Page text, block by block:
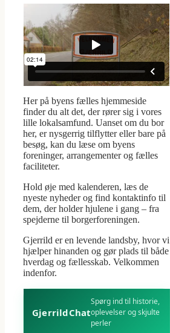
Her på byens fælles hjemmeside
finder du alt det, der rører sig i vores
lille lokalsamfund. Uanset om du bor
her, er nysgerrig tilflytter eller bare på
besøg, kan du læse om byens
foreninger, arrangementer og fælles
faciliteter.
Hold øje med kalenderen, læs de
nyeste nyheder og find kontaktinfo til
dem, der holder hjulene i gang – fra
spejderne til borgerforeningen.
Gjerrild er en levende landsby, hvor vi
hjælper hinanden og gør plads til både
hverdag og fællesskab. Velkommen
indenfor.
GjerrildChat
Spørg ind til historie,
oplevelser og skjulte
perler